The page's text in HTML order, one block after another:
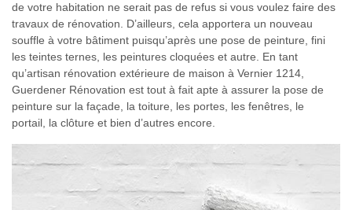
de votre habitation ne serait pas de refus si vous voulez faire des
travaux de rénovation. D’ailleurs, cela apportera un nouveau
souffle à votre bâtiment puisqu’après une pose de peinture, fini
les teintes ternes, les peintures cloquées et autre. En tant
qu’artisan rénovation extérieure de maison à Vernier 1214,
Guerdener Rénovation est tout à fait apte à assurer la pose de
peinture sur la façade, la toiture, les portes, les fenêtres, le
portail, la clôture et bien d’autres encore.